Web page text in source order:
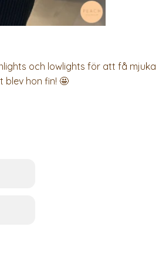
och lowlights för att få mjuka
blev hon fin! 🤩